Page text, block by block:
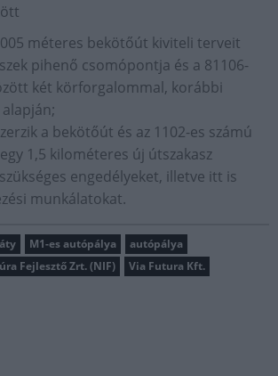
méteres bekötőút kiviteli terveit
pihenő csomópontja és a 81106-
két körforgalommal, korábbi
a bekötőút és az 1102-es számú
1,5 kilométeres új útszakasz
engedélyeket, illetve itt is
munkálatokat.
M1-es autópálya
autópálya
Fejlesztő Zrt. (NIF)
Via Futura Kft.